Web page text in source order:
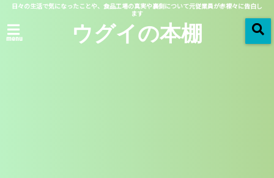
日々の生活で気になったことや、食品工場の真実や裏側について元従業員が赤裸々に告白し
ます
menu ウグイの本棚